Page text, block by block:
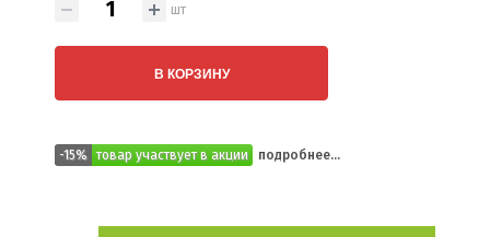
шт
В КОРЗИНУ
-15% товар участвует в акции подробнее...